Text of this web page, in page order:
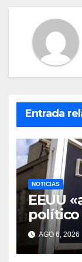
Entrada
NOTICIAS
EEUU
político
AGO 6, 2026